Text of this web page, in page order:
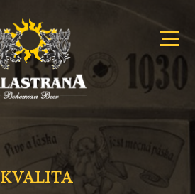
Bohemian
Beer
Menu
KVALITA